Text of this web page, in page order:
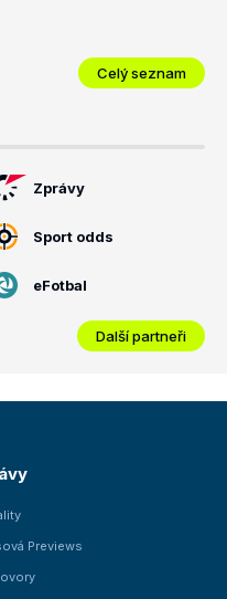
Celý seznam
Zprávy
Sport odds
eFotbal
Další partneři
Previews